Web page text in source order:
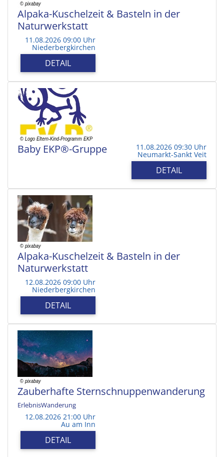
Alpaka-Kuschelzeit & Basteln in der
Naturwerkstatt
11.08.2026 09:00 Uhr
Niederbergkirchen
DETAIL
Baby EKP®-Gruppe 11.08.2026 09:30 Uhr
Neumarkt-Sankt Veit
DETAIL
Alpaka-Kuschelzeit & Basteln in der
Naturwerkstatt
12.08.2026 09:00 Uhr
Niederbergkirchen
DETAIL
Zauberhafte Sternschnuppenwanderung
ErlebnisWanderung
12.08.2026 21:00 Uhr
Au am Inn
DETAIL